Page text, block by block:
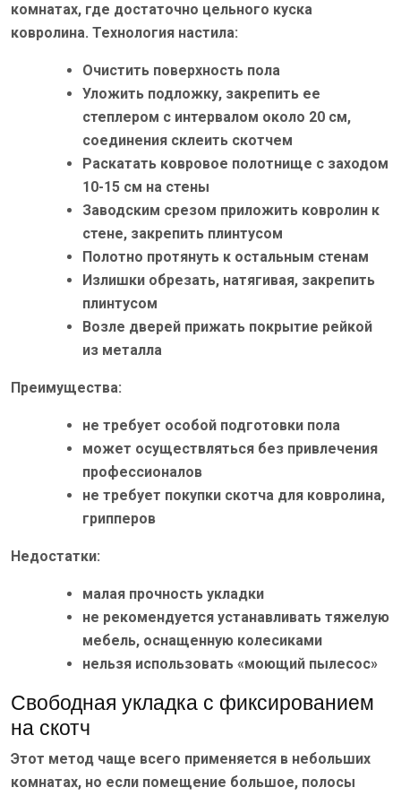
комнатах, где достаточно цельного куска
ковролина. Технология настила:
Очистить поверхность пола
Уложить подложку, закрепить ее
степлером с интервалом около 20 см,
соединения склеить скотчем
Раскатать ковровое полотнище с заходом
10-15 см на стены
Заводским срезом приложить ковролин к
стене, закрепить плинтусом
Полотно протянуть к остальным стенам
Излишки обрезать, натягивая, закрепить
плинтусом
Возле дверей прижать покрытие рейкой
из металла
Преимущества:
не требует особой подготовки пола
может осуществляться без привлечения
профессионалов
не требует покупки скотча для ковролина,
грипперов
Недостатки:
малая прочность укладки
не рекомендуется устанавливать тяжелую
мебель, оснащенную колесиками
нельзя использовать «моющий пылесос»
Свободная укладка с фиксированием
на скотч
Этот метод чаще всего применяется в небольших
комнатах, но если помещение большое, полосы